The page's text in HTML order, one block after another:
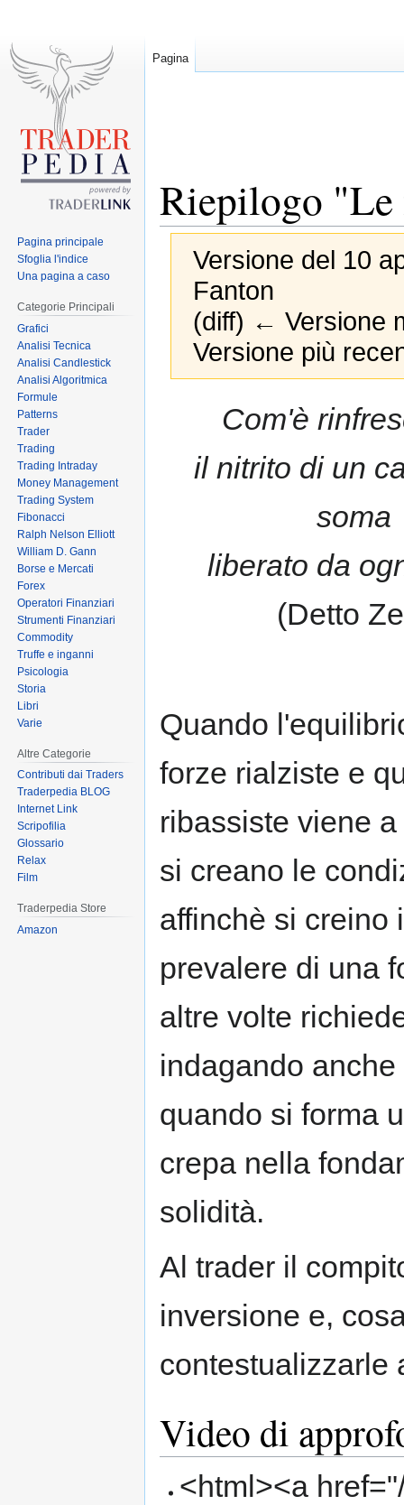
Riepilogo
Versione del 10
Fanton
(diff) ← Versione
Versione più
Com'è
il nitrito di un
soma
liberato da
(Detto
Quando
forze rialziste e
ribassiste viene
si creano le
affinchè si creino
prevalere di una
altre volte
indagando
quando si forma
crepa nella
solidità.
Al trader il
inversione e,
contestualizzarle
Video di
<html><a
Pagina
Pagina principale
Sfoglia l'indice
Una pagina a caso
Categorie Principali
Grafici
Analisi Tecnica
Analisi Candlestick
Analisi Algoritmica
Formule
Patterns
Trader
Trading
Trading Intraday
Money Management
Trading System
Fibonacci
Ralph Nelson Elliott
William D. Gann
Borse e Mercati
Forex
Operatori Finanziari
Strumenti Finanziari
Commodity
Truffe e inganni
Psicologia
Storia
Libri
Varie
Altre Categorie
Contributi dai Traders
Traderpedia BLOG
Internet Link
Scripofilia
Glossario
Relax
Film
Traderpedia Store
Amazon